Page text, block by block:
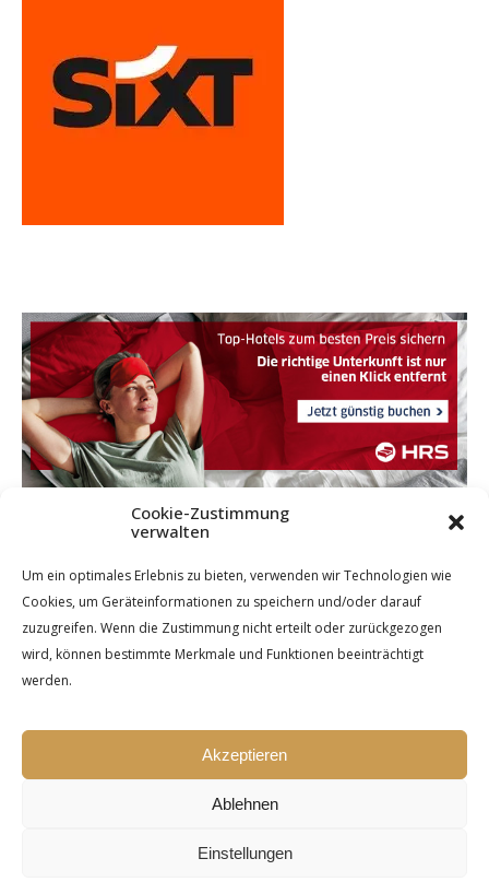
Cookie-Zustimmung
verwalten
Um ein optimales Erlebnis zu bieten, verwenden wir Technologien wie
Cookies, um Geräteinformationen zu speichern und/oder darauf
zuzugreifen. Wenn die Zustimmung nicht erteilt oder zurückgezogen
wird, können bestimmte Merkmale und Funktionen beeinträchtigt
werden.
Akzeptieren
Ablehnen
Einstellungen
Ashe Theme by Royal-Flush - 2026 ©